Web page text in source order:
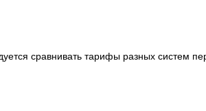
сравнивать тарифы разных систем